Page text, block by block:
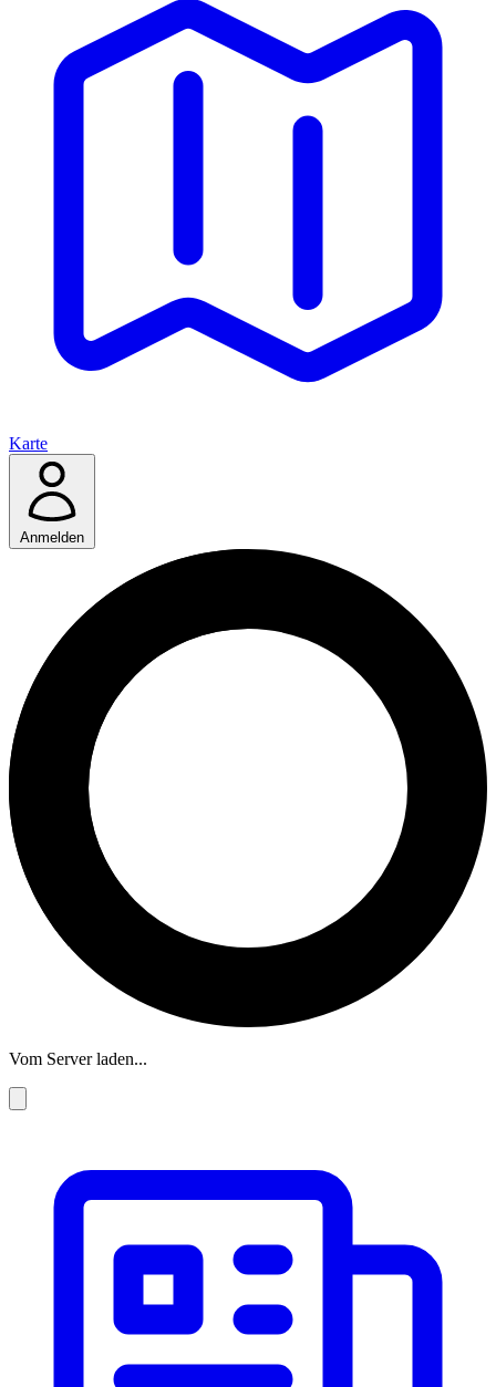
Karte
Anmelden
Vom Server laden...